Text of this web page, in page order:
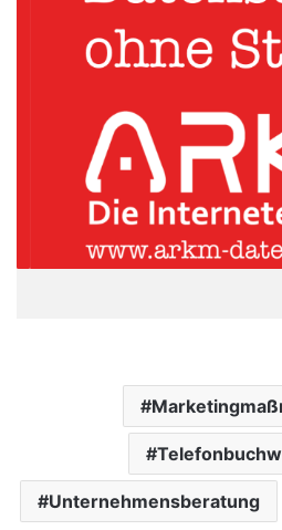
Unternehmensberatung